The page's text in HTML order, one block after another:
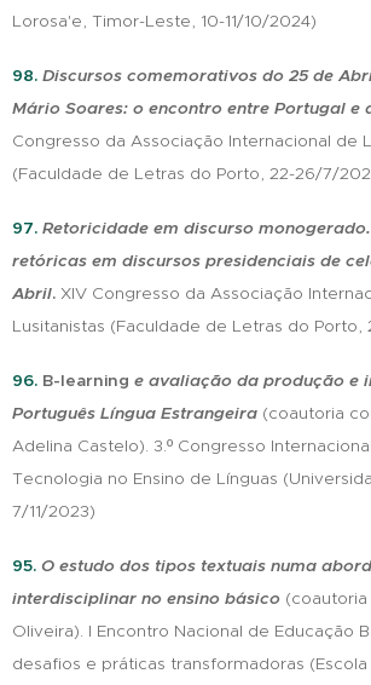
Lorosa'e, Timor-Leste, 10-11/10/2024)
98. Discursos comemorativos do 25 de
Mário Soares: o encontro entre Portugal e
Congresso da Associação Internacional de
(Faculdade de Letras do Porto, 22-26/7/
97. Retoricidade em discurso
retóricas em discursos presidenciais de
Abril. XIV Congresso da Associação
Lusitanistas (Faculdade de Letras do Porto,
96. B-learning e avaliação da produção e
Português Língua Estrangeira (coautoria
Adelina Castelo). 3.º Congresso
Tecnologia no Ensino de Línguas
7/11/2023)
95. O estudo dos tipos textuais numa
interdisciplinar no ensino básico (coautoria
Oliveira). I Encontro Nacional de Educação
desafios e práticas transformadoras